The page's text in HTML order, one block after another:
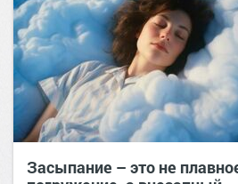
Засыпание – это не